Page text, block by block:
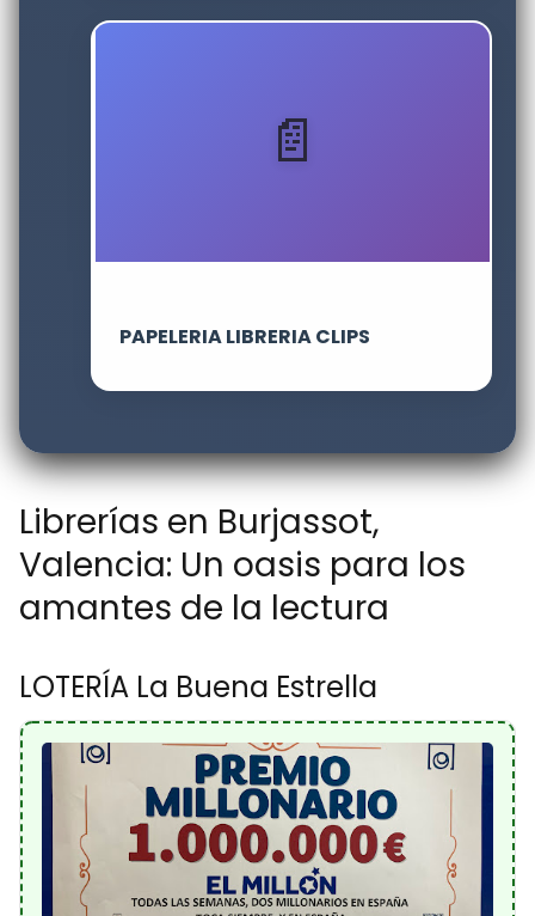
PAPELERIA LIBRERIA CLIPS
Librerías en Burjassot,
Valencia: Un oasis para los
amantes de la lectura
LOTERÍA La Buena Estrella